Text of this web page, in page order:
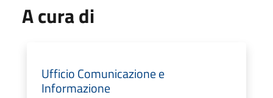
A cura di
Ufficio Comunicazione e
Informazione